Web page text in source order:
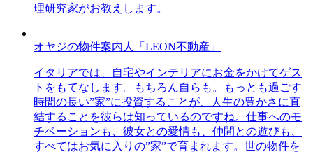
理研究家がお教えします。
オヤジの物件案内人「LEON不動産」
イタリアでは、自宅やインテリアにお金をかけてゲス
トをもてなします。もちろん自らも。もっとも過ごす
時間の長い”家”に投資することが、人生の豊かさに直
結することを彼らは知っているのですね。仕事へのモ
チベーションも、彼女との愛情も、仲間との遊びも、
すべてはお気に入りの”家”で育まれます。世の物件を